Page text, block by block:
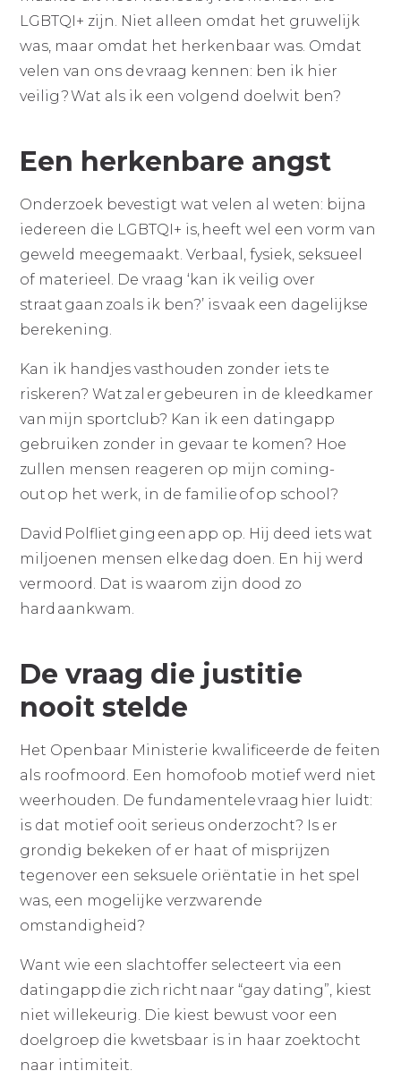
LGBTQI+ zijn. Niet alleen omdat het gruwelijk
was, maar omdat het herkenbaar was. Omdat
velen van ons de vraag kennen: ben ik hier
veilig? Wat als ik een volgend doelwit ben?
Een herkenbare angst
Onderzoek bevestigt wat velen al weten: bijna
iedereen die LGBTQI+ is, heeft wel een vorm van
geweld meegemaakt. Verbaal, fysiek, seksueel
of materieel. De vraag ‘kan ik veilig over
straat gaan zoals ik ben?’ is vaak een dagelijkse
berekening.
Kan ik handjes vasthouden zonder iets te
riskeren? Wat zal er gebeuren in de kleedkamer
van mijn sportclub? Kan ik een datingapp
gebruiken zonder in gevaar te komen? Hoe
zullen mensen reageren op mijn coming-
out op het werk, in de familie of op school?
David Polfliet ging een app op. Hij deed iets wat
miljoenen mensen elke dag doen. En hij werd
vermoord. Dat is waarom zijn dood zo
hard aankwam.
De vraag die justitie
nooit stelde
Het Openbaar Ministerie kwalificeerde de feiten
als roofmoord. Een homofoob motief werd niet
weerhouden. De fundamentele vraag hier luidt:
is dat motief ooit serieus onderzocht? Is er
grondig bekeken of er haat of misprijzen
tegenover een seksuele oriëntatie in het spel
was, een mogelijke verzwarende
omstandigheid?
Want wie een slachtoffer selecteert via een
datingapp die zich richt naar “gay dating”, kiest
niet willekeurig. Die kiest bewust voor een
doelgroep die kwetsbaar is in haar zoektocht
naar intimiteit.